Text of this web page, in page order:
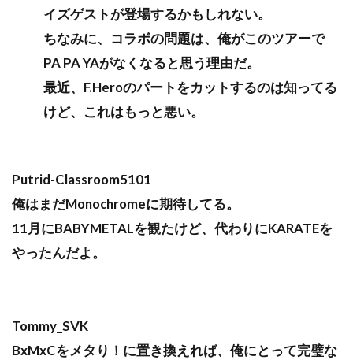
イズゲストが登場するかもしれない。
ちなみに、コラボの問題は、俺がこのツアーで
PA PA YAがなくなると思う理由だ。
最近、F.Heroのパートをカットするのは知ってる
けど、これはもっと悪い。
Putrid-Classroom5101
俺はまだMonochromeに期待してる。
11月にBABYMETALを観たけど、代わりにKARATEを
やったんだよ。
Tommy_SVK
BxMxCをメタり！に置き換えれば、俺にとって完璧な